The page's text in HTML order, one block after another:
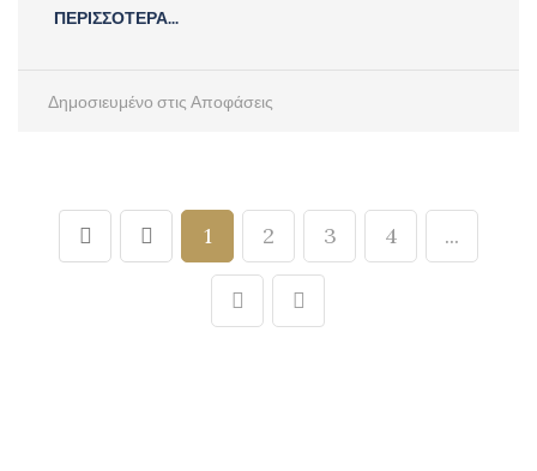
ΠΕΡΙΣΣΟΤΕΡΑ...
Δημοσιευμένο στις Αποφάσεις
1 2 3 4 ...